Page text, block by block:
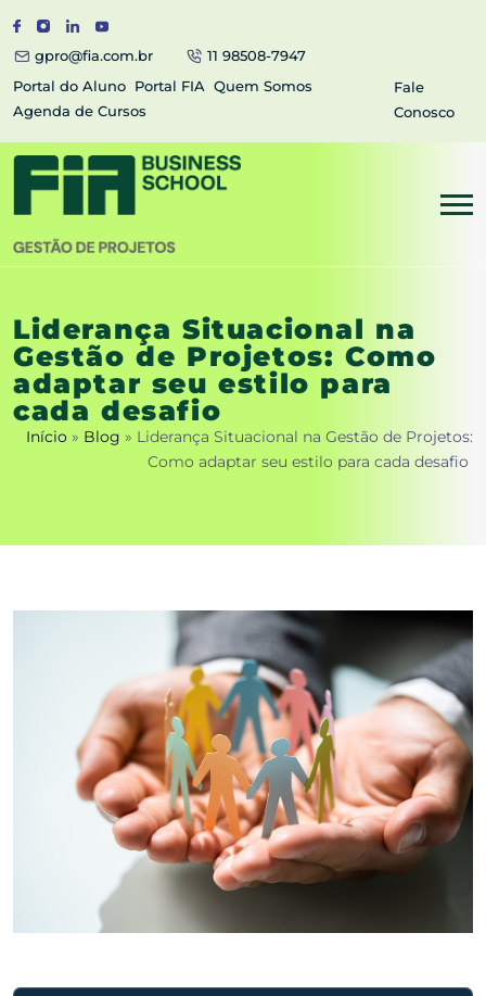
gpro@fia.com.br
11 98508-7947
Portal do Aluno Portal FIA Quem Somos
Agenda de Cursos
Fale
Conosco
Liderança Situacional na
Gestão de Projetos: Como
adaptar seu estilo para
cada desafio
Início » Blog » Liderança Situacional na Gestão de Projetos:
Como adaptar seu estilo para cada desafio